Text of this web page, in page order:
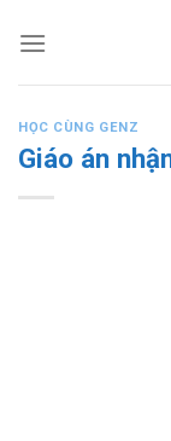
HỌC CÙNG GENZ
Giáo án